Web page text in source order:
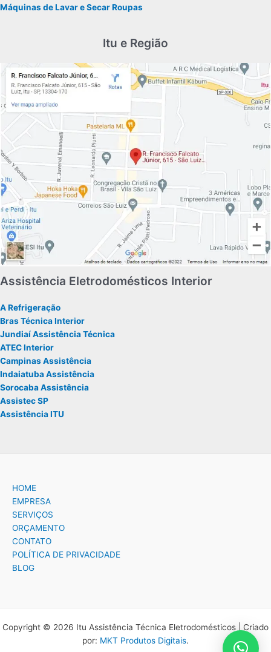
Máquinas de Lavar e Secar Roupas
Itu e Região
Assistência Eletrodomésticos Interior
A Refrigeração
Bras Técnica Interior
Jundiaí Assistência Técnica
ATEC Interior
Campinas Assistência
Indaiatuba Assistência
Sorocaba Assistência
Assistec SP
Assistência ITU
HOME
EMPRESA
SERVIÇOS
ORÇAMENTO
CONTATO
POLÍTICA DE PRIVACIDADE
BLOG
Copyright © 2026 Itu Assistência Técnica Eletrodomésticos | Criado
por: MKT Produtos Digitais.